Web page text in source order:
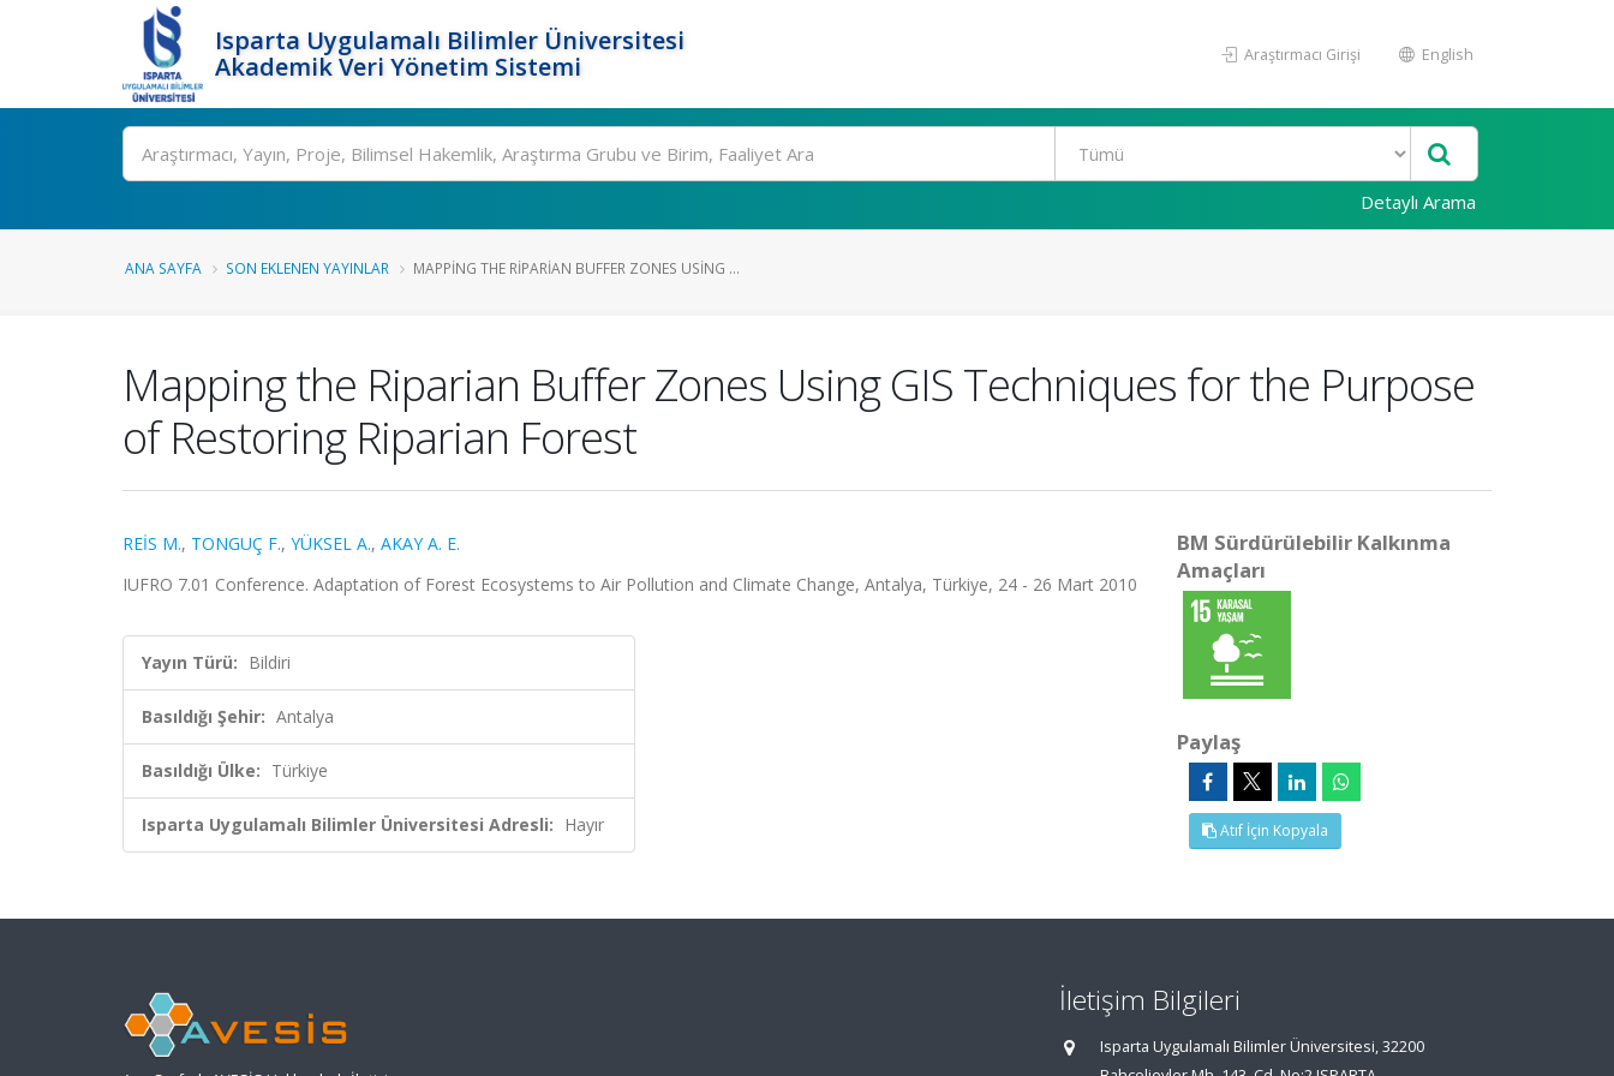
Isparta Uygulamalı Bilimler Üniversitesi
Akademik Veri Yönetim Sistemi
Araştırmacı Girişi English
Ara
Detaylı Arama
ANA SAYFA SON EKLENEN YAYINLAR MAPPING THE RIPARIAN BUFFER ZONES USING ...
Mapping the Riparian Buffer Zones Using GIS Techniques for the Purpose
of Restoring Riparian Forest
REİS M., TONGUÇ F., YÜKSEL A., AKAY A. E.
IUFRO 7.01 Conference. Adaptation of Forest Ecosystems to Air Pollution and Climate Change, Antalya, Türkiye, 24 - 26 Mart 2010
Yayın Türü: Bildiri
Basıldığı Şehir: Antalya
Basıldığı Ülke: Türkiye
Isparta Uygulamalı Bilimler Üniversitesi Adresli: Hayır
BM Sürdürülebilir Kalkınma
Amaçları
Paylaş
Atıf İçin Kopyala
İletişim Bilgileri
Isparta Uygulamalı Bilimler Üniversitesi, 32200